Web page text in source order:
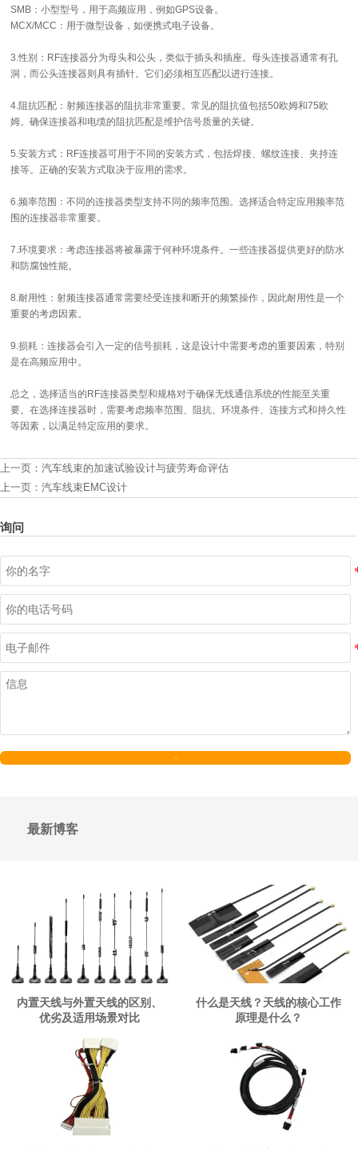
SMB：小型型号，用于高频应用，例如GPS设备。
MCX/MCC：用于微型设备，如便携式电子设备。
3.性别：RF连接器分为母头和公头，类似于插头和插座。母头连接器通常有孔
洞，而公头连接器则具有插针。它们必须相互匹配以进行连接。
4.阻抗匹配：射频连接器的阻抗非常重要。常见的阻抗值包括50欧姆和75欧
姆。确保连接器和电缆的阻抗匹配是维护信号质量的关键。
5.安装方式：RF连接器可用于不同的安装方式，包括焊接、螺纹连接、夹持连
接等。正确的安装方式取决于应用的需求。
6.频率范围：不同的连接器类型支持不同的频率范围。选择适合特定应用频率范
围的连接器非常重要。
7.环境要求：考虑连接器将被暴露于何种环境条件。一些连接器提供更好的防水
和防腐蚀性能。
8.耐用性：射频连接器通常需要经受连接和断开的频繁操作，因此耐用性是一个
重要的考虑因素。
9.损耗：连接器会引入一定的信号损耗，这是设计中需要考虑的重要因素，特别
是在高频应用中。
总之，选择适当的RF连接器类型和规格对于确保无线通信系统的性能至关重
要。在选择连接器时，需要考虑频率范围、阻抗、环境条件、连接方式和持久性
等因素，以满足特定应用的要求。
上一页： 汽车线束的加速试验设计与疲劳寿命评估
上一页： 汽车线束EMC设计
询问
最新博客
内置天线与外置天线的区别、
优劣及适用场景对比
什么是天线？天线的核心工作
原理是什么？